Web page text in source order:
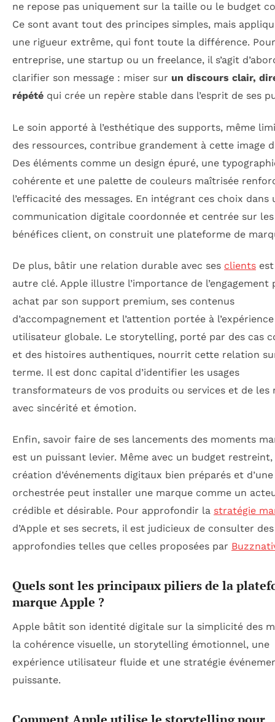
ne repose pas uniquement sur la taille ou le budget
Ce sont avant tout des principes simples, mais
une rigueur extrême, qui font toute la différence.
entreprise, une startup ou un freelance, il s’agit
clarifier son message : miser sur un discours clair,
répété qui crée un repère stable dans l’esprit de ses
Le soin apporté à l’esthétique des supports, même
des ressources, contribue grandement à cette image
Des éléments comme un design épuré, une
cohérente et une palette de couleurs maîtrisée
l’efficacité des messages. En intégrant ces choix dans
communication digitale coordonnée et centrée sur
bénéfices client, on construit une plateforme de
De plus, bâtir une relation durable avec ses clients
autre clé. Apple illustre l’importance de l’engagement
achat par son support premium, ses contenus
d’accompagnement et l’attention portée à l’expérience
utilisateur globale. Le storytelling, porté par des cas
et des histoires authentiques, nourrit cette relation
terme. Il est donc capital d’identifier les usages
transformateurs de vos produits ou services et de les
avec sincérité et émotion.
Enfin, savoir faire de ses lancements des moments
est un puissant levier. Même avec un budget restreint,
création d’événements digitaux bien préparés et
orchestrée peut installer une marque comme un
crédible et désirable. Pour approfondir la stratégie
d’Apple et ses secrets, il est judicieux de consulter
approfondies telles que celles proposées par
Quels sont les principaux piliers de la
marque Apple ?
Apple bâtit son identité digitale sur la simplicité des
la cohérence visuelle, un storytelling émotionnel, une
expérience utilisateur fluide et une stratégie
puissante.